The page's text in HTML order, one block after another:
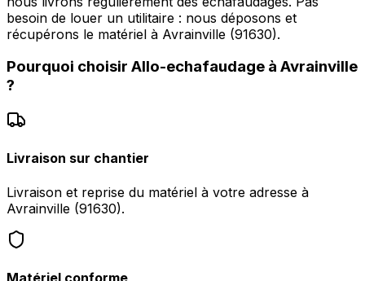
besoin de louer un utilitaire : nous déposons et
récupérons le matériel à Avrainville (91630).
Pourquoi choisir Allo-echafaudage à Avrainville
?
Livraison sur chantier
Livraison et reprise du matériel à votre adresse à
Avrainville (91630).
Matériel conforme